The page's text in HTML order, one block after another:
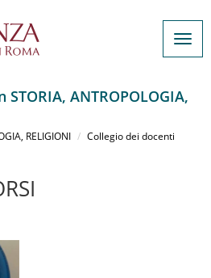
ANTROPOLOGIA,
RELIGIONI
Collegio dei docenti